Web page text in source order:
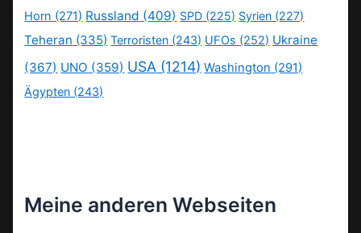
Horn (271) Russland (409) SPD (225) Syrien (227)
Teheran (335) Terroristen (243) UFOs (252) Ukraine
(367) UNO (359) USA (1214) Washington (291)
Ägypten (243)
Meine anderen Webseiten